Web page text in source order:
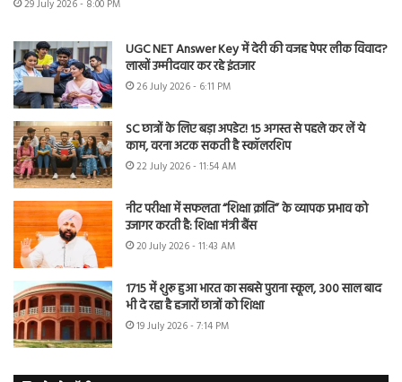
29 July 2026 - 8:00 PM
UGC NET Answer Key में देरी की वजह पेपर लीक विवाद?
लाखों उम्मीदवार कर रहे इंतजार
26 July 2026 - 6:11 PM
SC छात्रों के लिए बड़ा अपडेट! 15 अगस्त से पहले कर लें ये
काम, वरना अटक सकती है स्कॉलरशिप
22 July 2026 - 11:54 AM
नीट परीक्षा में सफलता “शिक्षा क्रांति” के व्यापक प्रभाव को
उजागर करती है: शिक्षा मंत्री बैंस
20 July 2026 - 11:43 AM
1715 में शुरू हुआ भारत का सबसे पुराना स्कूल, 300 साल बाद
भी दे रहा है हजारों छात्रों को शिक्षा
19 July 2026 - 7:14 PM